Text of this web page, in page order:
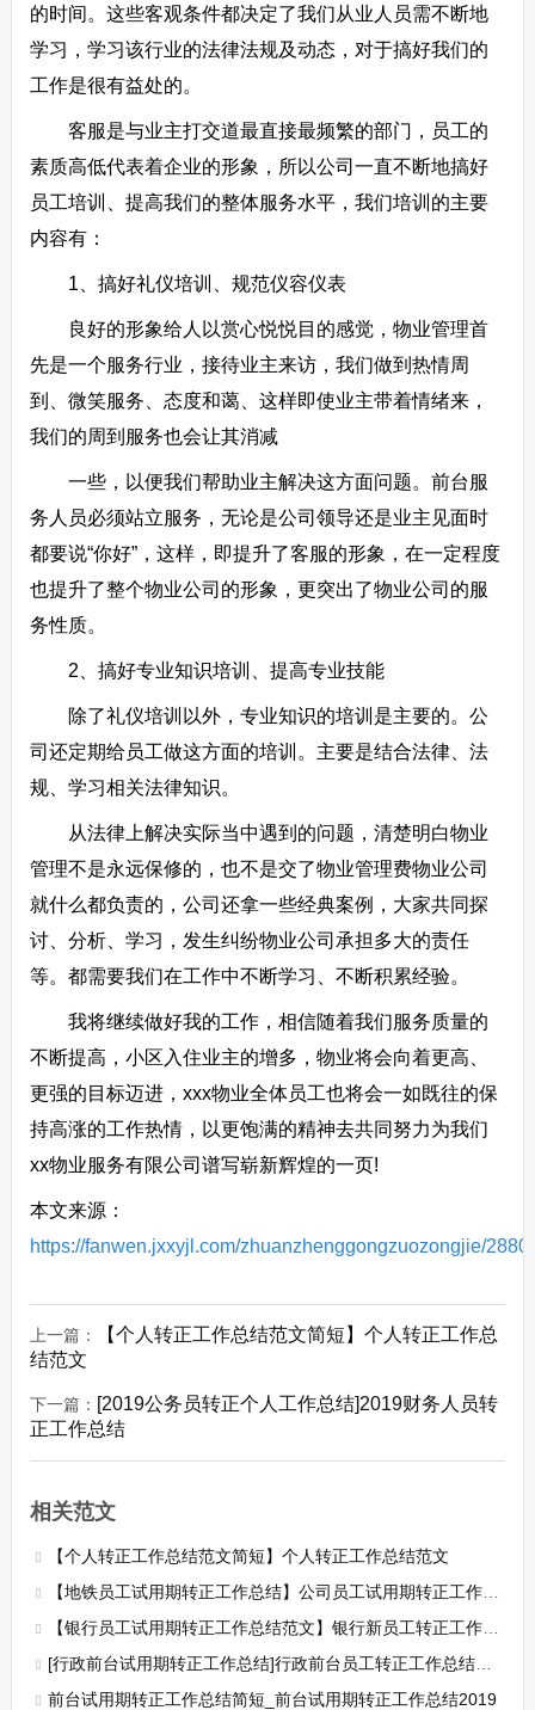
的时间。这些客观条件都决定了我们从业人员需不断地
学习，学习该行业的法律法规及动态，对于搞好我们的
工作是很有益处的。
客服是与业主打交道最直接最频繁的部门，员工的
素质高低代表着企业的形象，所以公司一直不断地搞好
员工培训、提高我们的整体服务水平，我们培训的主要
内容有：
1、搞好礼仪培训、规范仪容仪表
良好的形象给人以赏心悦悦目的感觉，物业管理首
先是一个服务行业，接待业主来访，我们做到热情周
到、微笑服务、态度和蔼、这样即使业主带着情绪来，
我们的周到服务也会让其消减
一些，以便我们帮助业主解决这方面问题。前台服
务人员必须站立服务，无论是公司领导还是业主见面时
都要说“你好”，这样，即提升了客服的形象，在一定程度
也提升了整个物业公司的形象，更突出了物业公司的服
务性质。
2、搞好专业知识培训、提高专业技能
除了礼仪培训以外，专业知识的培训是主要的。公
司还定期给员工做这方面的培训。主要是结合法律、法
规、学习相关法律知识。
从法律上解决实际当中遇到的问题，清楚明白物业
管理不是永远保修的，也不是交了物业管理费物业公司
就什么都负责的，公司还拿一些经典案例，大家共同探
讨、分析、学习，发生纠纷物业公司承担多大的责任
等。都需要我们在工作中不断学习、不断积累经验。
我将继续做好我的工作，相信随着我们服务质量的
不断提高，小区入住业主的增多，物业将会向着更高、
更强的目标迈进，xxx物业全体员工也将会一如既往的保
持高涨的工作热情，以更饱满的精神去共同努力为我们
xx物业服务有限公司谱写崭新辉煌的一页!
本文来源：
https://fanwen.jxxyjl.com/zhuanzhenggongzuozongjie/
上一篇：
【个人转正工作总结范文简短】个人转正工作总
结范文
下一篇： [2019公务员转正个人工作总结]2019财务人员转
正工作总结
相关范文
【个人转正工作总结范文简短】个人转正工作总结范文
【地铁员工试用期转正工作总结】公司员工试用期转正工作总结
【银行员工试用期转正工作总结范文】银行新员工转正工作总结范文
[行政前台试用期转正工作总结]行政前台员工转正工作总结2019
前台试用期转正工作总结简短_前台试用期转正工作总结2019